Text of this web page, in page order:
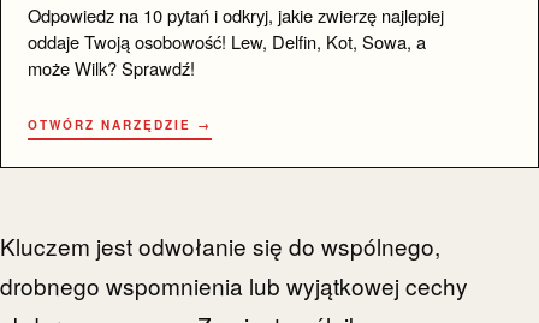
Odpowiedz na 10 pytań i odkryj, jakie zwierzę najlepiej
oddaje Twoją osobowość! Lew, Delfin, Kot, Sowa, a
może Wilk? Sprawdź!
OTWÓRZ NARZĘDZIE →
Kluczem jest odwołanie się do wspólnego,
drobnego wspomnienia lub wyjątkowej cechy